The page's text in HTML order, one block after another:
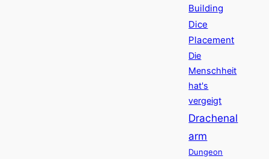
Building
Dice
Placement
Die
Menschheit
hat's
vergeigt
Drachenal
arm
Dungeon